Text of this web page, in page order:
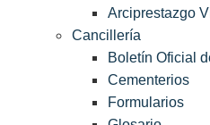
Arciprestazgo
Cancillería
Boletín Oficial
Cementerios
Formularios